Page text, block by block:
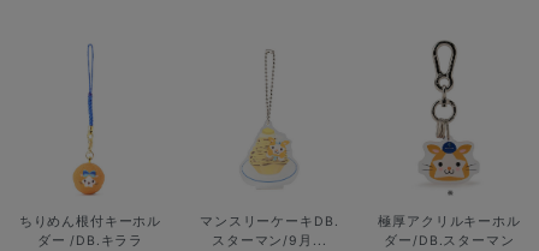
ちりめん根付キーホル
ダー /DB.キララ
マンスリーケーキDB.
スターマン/9月...
極厚アクリルキーホル
ダー/DB.スターマン